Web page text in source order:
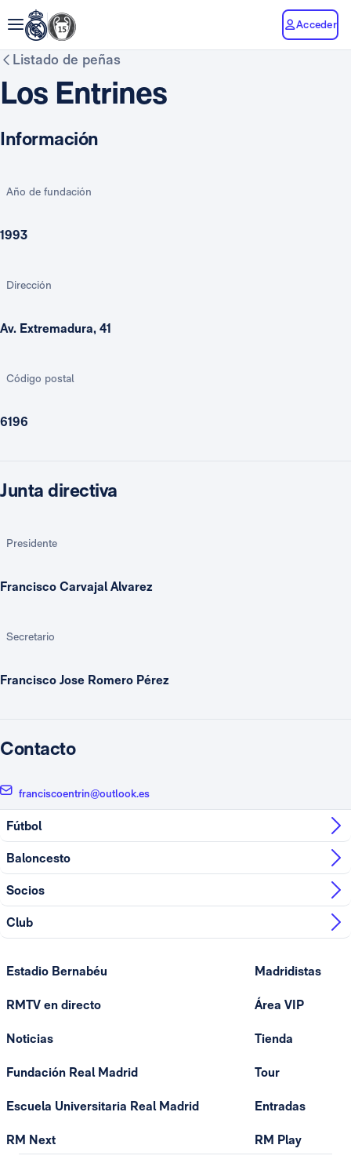
Acceder
Listado de peñas
Los Entrines
Información
Año de fundación
1993
Dirección
Av. Extremadura, 41
Código postal
6196
Junta directiva
Presidente
Francisco Carvajal Alvarez
Secretario
Francisco Jose Romero Pérez
Contacto
franciscoentrin@outlook.es
Fútbol
Baloncesto
Socios
Club
Estadio Bernabéu
RMTV en directo
Noticias
Fundación Real Madrid
Escuela Universitaria Real Madrid
RM Next
Madridistas
Área VIP
Tienda
Tour
Entradas
RM Play